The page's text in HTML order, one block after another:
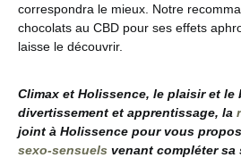
correspondra le mieux. Notre
chocolats au CBD pour ses effets
laisse le découvrir.
Climax et Holissence, le plaisir et le
divertissement et apprentissage, la ​
joint à Holissence pour vous
sexo-sensuels venant compléter sa